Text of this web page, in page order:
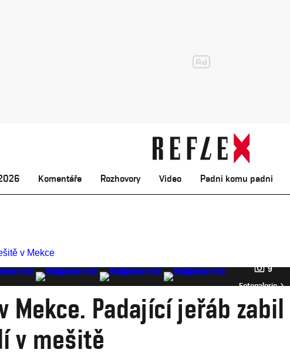
Komentáře Rozhovory Video Padni komu padni
9
Fotogalerie
Mekce. Padající jeřáb zabil
v mešitě